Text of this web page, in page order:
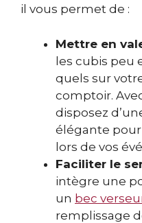
il vous permet de :
Mettre en
les cubis peu
quels sur
comptoir.
disposez
élégante
lors de vos
Faciliter le
intègre une
un bec
remplissage